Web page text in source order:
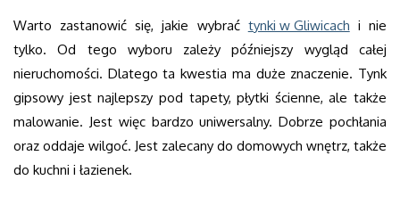
Warto zastanowić się, jakie wybrać tynki w Gliwicach i nie
tylko. Od tego wyboru zależy późniejszy wygląd całej
nieruchomości. Dlatego ta kwestia ma duże znaczenie. Tynk
gipsowy jest najlepszy pod tapety, płytki ścienne, ale także
malowanie. Jest więc bardzo uniwersalny. Dobrze pochłania
oraz oddaje wilgoć. Jest zalecany do domowych wnętrz, także
do kuchni i łazienek.